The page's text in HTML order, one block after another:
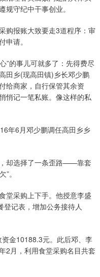
守纪中干事创业。
购报账大致要走3道程序：审
请。
”的事儿可就多了：先得费尽
田乡(现高田镇)乡长邓少鹏
给商家，自行保管其余资
悄记一笔私账。像这样的私
年6月邓少鹏调任高田乡乡
却选择了一条歪路——靠套
。
堂采购上下手。他授意李盛
登记表，增加公务接待人
金10188.3元。此后邓、李
2月，利用食堂采购名目共套